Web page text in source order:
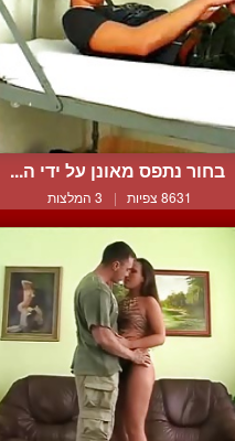
בחור נתפס מאונן על ידי ה...
8631 צפיות | 3 המלצות